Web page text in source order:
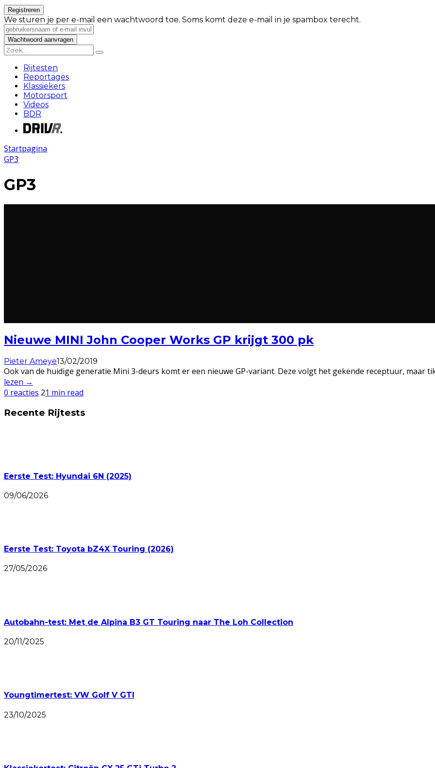
We sturen je per e-mail een wachtwoord toe. Soms komt deze e-mail in je spambox terecht.
Rijtesten
Reportages
Klassiekers
Motorsport
Videos
BDR
Startpagina
GP3
GP3
Nieuwe MINI John Cooper Works GP krijgt 300 pk
Pieter Ameye13/02/2019
Ook van de huidige generatie Mini 3-deurs komt er een nieuwe GP-variant. Deze volgt het gekende receptuur, maar
lezen →
0 reacties 21 min read
Recente Rijtests
Eerste Test: Hyundai 6N (2025)
09/06/2026
Eerste Test: Toyota bZ4X Touring (2026)
27/05/2026
Autobahn-test: Met de Alpina B3 GT Touring naar The Loh Collection
20/11/2025
Youngtimertest: VW Golf V GTI
23/10/2025